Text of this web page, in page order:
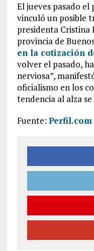
El jueves pasado
vinculó un posible
presidenta Cristina
provincia de
en la cotización
volver el pasado,
nerviosa”,
oficialismo en los
tendencia al alza
Fuente: Perfil.com